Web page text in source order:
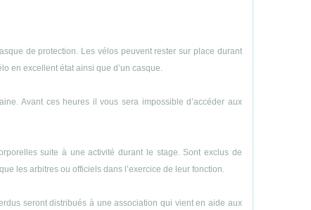
de protection. Les vélos peuvent rester sur place durant
en excellent état ainsi que d’un casque.
Avant ces heures il vous sera impossible d’accéder aux
suite à une activité durant le stage. Sont exclus de
les arbitres ou officiels dans l’exercice de leur fonction.
seront distribués à une association qui vient en aide aux